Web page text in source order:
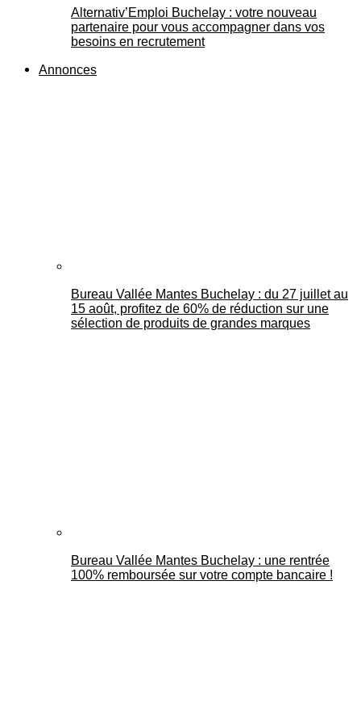
Alternativ’Emploi Buchelay : votre nouveau
partenaire pour vous accompagner dans vos
besoins en recrutement
Annonces
Bureau Vallée Mantes Buchelay : du 27 juillet au
15 août, profitez de 60% de réduction sur une
sélection de produits de grandes marques
Bureau Vallée Mantes Buchelay : une rentrée
100% remboursée sur votre compte bancaire !